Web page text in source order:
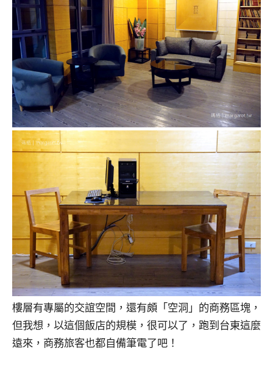
樓層有專屬的交誼空間，還有頗「空洞」的商務區塊，
但我想，以這個飯店的規模，很可以了，跑到台東這麼
遠來，商務旅客也都自備筆電了吧！